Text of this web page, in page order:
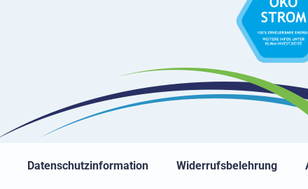
Datenschutzinformation Widerrufsbelehrung